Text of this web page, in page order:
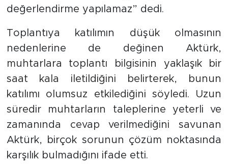
değerlendirme yapılamaz” dedi.
Toplantıya katılımın düşük olmasının
nedenlerine de değinen Aktürk,
muhtarlara toplantı bilgisinin yaklaşık bir
saat kala iletildiğini belirterek, bunun
katılımı olumsuz etkilediğini söyledi. Uzun
süredir muhtarların taleplerine yeterli ve
zamanında cevap verilmediğini savunan
Aktürk, birçok sorunun çözüm noktasında
karşılık bulmadığını ifade etti.